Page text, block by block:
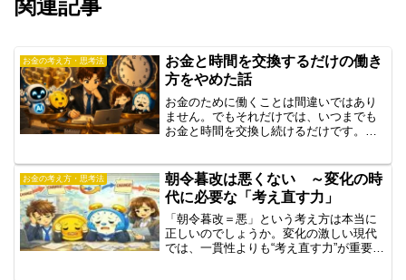
関連記事
お金の考え方・思考法
お金と時間を交換するだけの働き
方をやめた話
お金のために働くことは間違いではあり
ません。でもそれだけでは、いつまでも
お金と時間を交換し続けるだけです。学
お金の考え方・思考法
朝令暮改は悪くない ～変化の時
代に必要な「考え直す力」
「朝令暮改＝悪」という考え方は本当に
正しいのでしょうか。変化の激しい現代
では、一貫性よりも“考え直す力”が重要に